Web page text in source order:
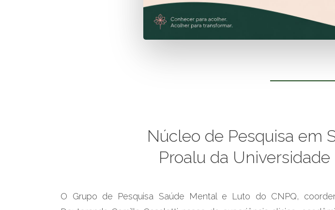
Núcleo de Pesquisa em
Proalu da Universidade
O Grupo de Pesquisa Saúde Mental e Luto do CNPQ,